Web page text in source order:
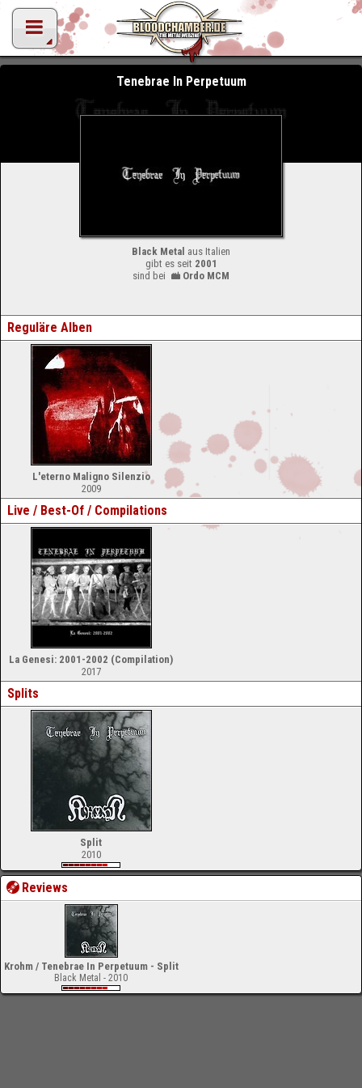
Tenebrae In Perpetuum
Black Metal aus Italien
gibt es seit 2001
sind bei
Ordo MCM
Reguläre Alben
L'eterno Maligno Silenzio
2009
Live / Best-Of / Compilations
La Genesi: 2001-2002 (Compilation)
2017
Splits
Split
2010
Reviews
Krohm / Tenebrae In Perpetuum - Split
Black Metal - 2010